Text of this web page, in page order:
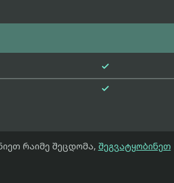


რაიმე შეცდომა, შეგვატყობინეთ